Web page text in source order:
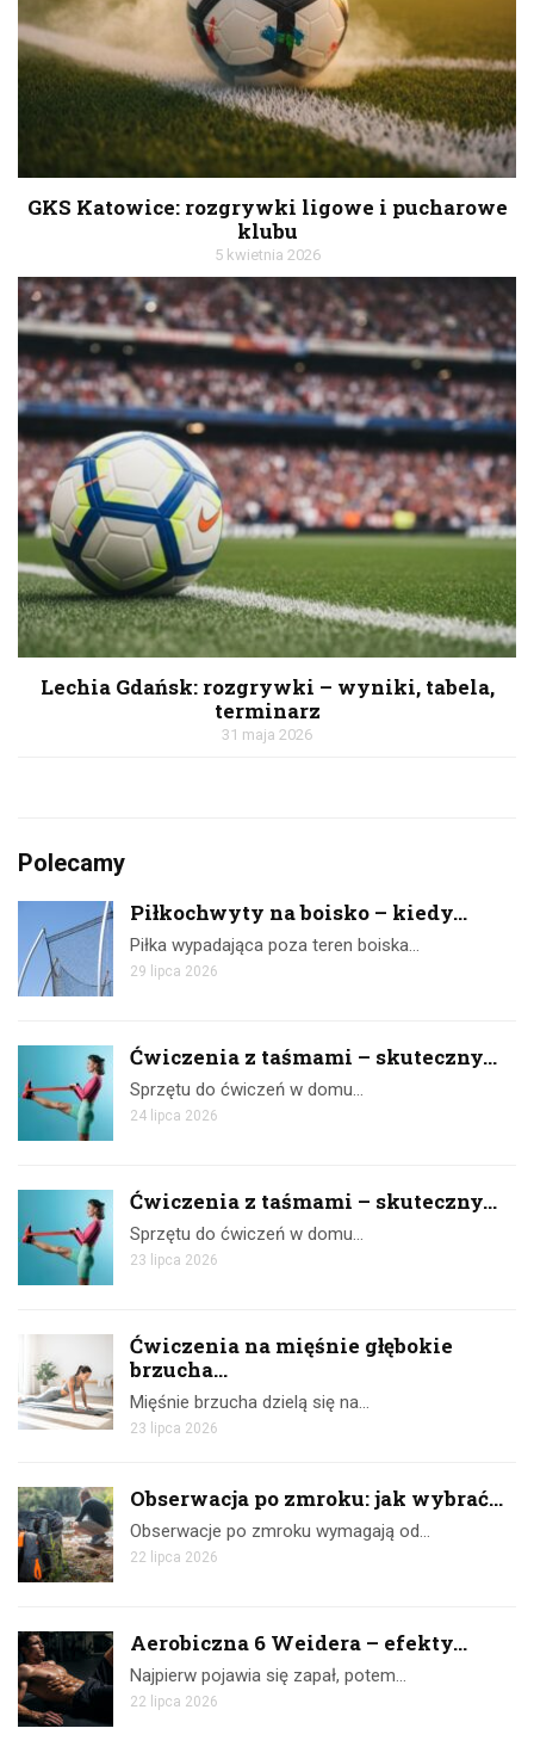
GKS Katowice: rozgrywki ligowe i pucharowe
klubu
5 kwietnia 2026
Lechia Gdańsk: rozgrywki – wyniki, tabela,
terminarz
31 maja 2026
Polecamy
Piłkochwyty na boisko – kiedy...
Piłka wypadająca poza teren boiska…
29 lipca 2026
Ćwiczenia z taśmami – skuteczny...
Sprzętu do ćwiczeń w domu…
24 lipca 2026
Ćwiczenia z taśmami – skuteczny...
Sprzętu do ćwiczeń w domu…
23 lipca 2026
Ćwiczenia na mięśnie głębokie
brzucha...
Mięśnie brzucha dzielą się na…
23 lipca 2026
Obserwacja po zmroku: jak wybrać...
Obserwacje po zmroku wymagają od…
22 lipca 2026
Aerobiczna 6 Weidera – efekty...
Najpierw pojawia się zapał, potem…
22 lipca 2026